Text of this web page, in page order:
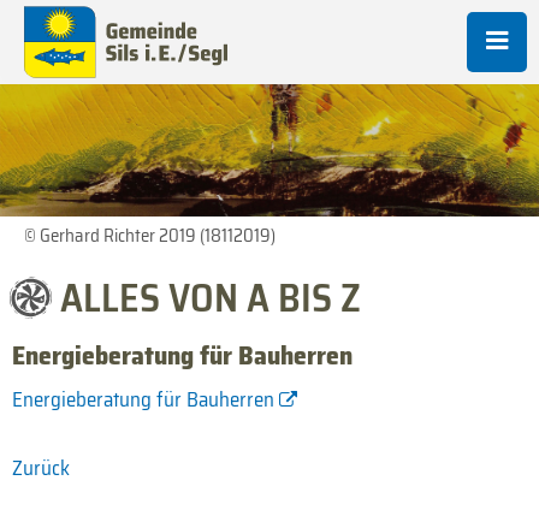
© Gerhard Richter 2019 (18112019)
ALLES VON A BIS Z
Energieberatung für Bauherren
Energieberatung für Bauherren
Zurück